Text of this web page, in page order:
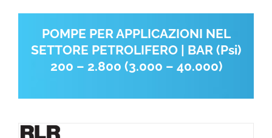
POMPE PER APPLICAZIONI NEL
SETTORE PETROLIFERO | BAR (Psi)
200 – 2.800 (3.000 – 40.000)